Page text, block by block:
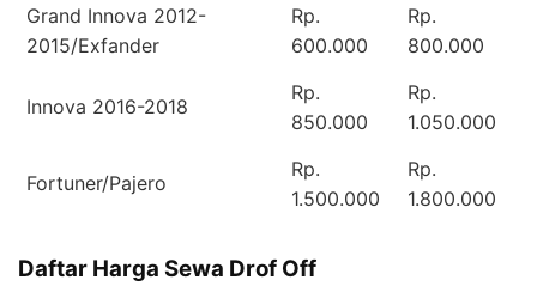
Grand Innova 2012-
2015/Exfander
Rp.
600.000
Rp.
800.000
Innova 2016-2018
Rp.
850.000
Rp.
1.050.000
Fortuner/Pajero
Rp.
1.500.000
Rp.
1.800.000
Daftar Harga Sewa Drof Off